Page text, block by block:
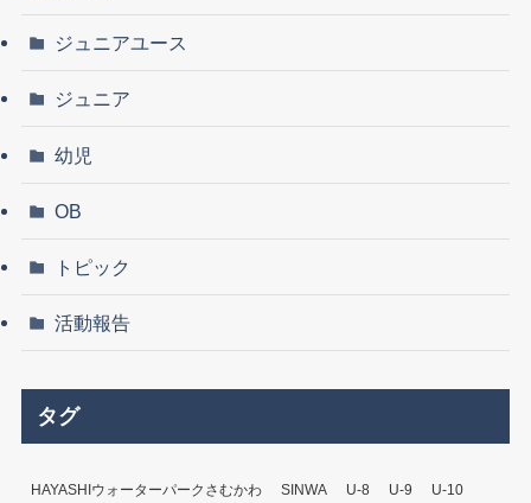
ジュニアユース
ジュニア
幼児
OB
トピック
活動報告
タグ
HAYASHIウォーターパークさむかわ SINWA U-8 U-9
U-10